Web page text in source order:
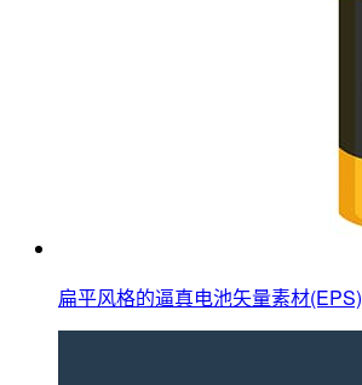
扁平风格的逼真电池矢量素材(EPS)